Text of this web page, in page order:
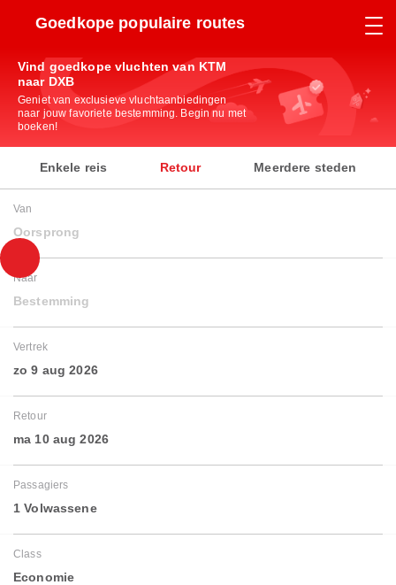
Goedkope populaire routes
Vind goedkope vluchten van KTM
naar DXB
Geniet van exclusieve vluchtaanbiedingen
naar jouw favoriete bestemming. Begin nu met
boeken!
Enkele reis Retour Meerdere steden
Van
Oorsprong
Naar
Bestemming
Vertrek
zo 9 aug 2026
Retour
ma 10 aug 2026
Passagiers
1 Volwassene
Class
Economie